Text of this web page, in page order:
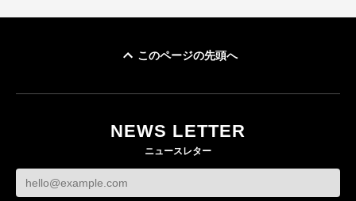
このページの先頭へ
NEWS LETTER
ニュースレター